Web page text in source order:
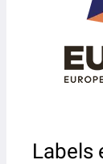
Labels